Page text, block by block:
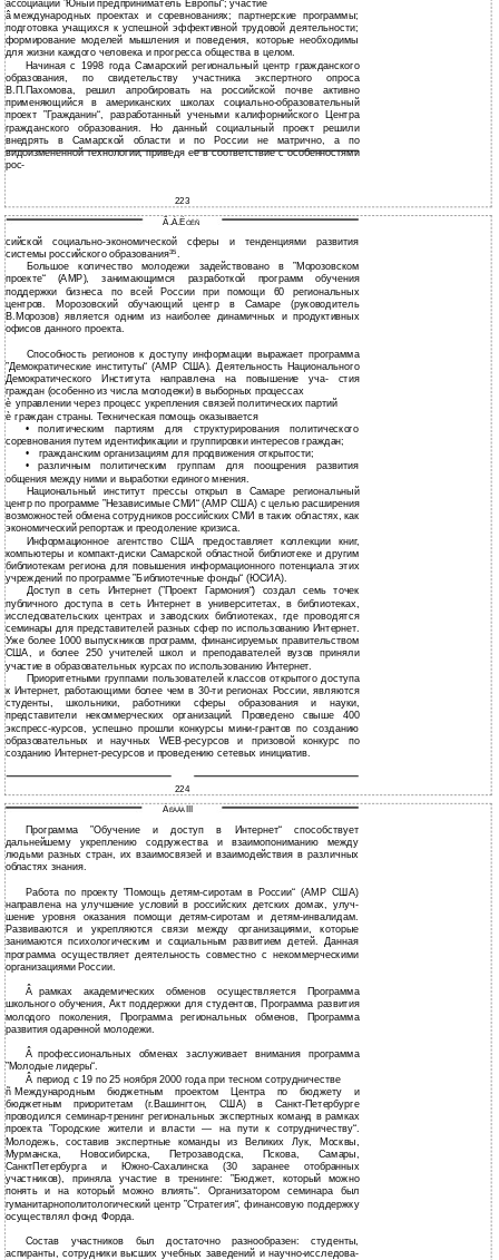
ассоциации ”Юный предприниматель Европы“; участие
â международных проектах и соревнованиях; партнерские программы;
подготовка учащихся к успешной эффективной трудовой деятельности;
формирование моделей мышления и поведения, которые необходимы
для жизни каждого человека и прогресса общества в целом.
Начиная с 1998 года Самарский региональный центр гражданского
образования, по свидетельству участника экспертного опроса
В.П.Пахомова, решил апробировать на российской почве активно
применяющийся в американских школах социально-образовательный
проект ”Гражданин“, разработанный учеными калифорнийского Центра
гражданского образования. Но данный социальный проект решили
внедрять в Самарской области и по России не матрично, а по
видоизмененной технологии, приведя ее в соответствие с особенностями
рос-
223
Ã.À.ËÓÊÑ
сийской социально-экономической сферы и тенденциями развития
системы российского образования35.
Большое количество молодежи задействовано в ”Морозовском
проекте“ (АМР), занимающимся разработкой программ обучения
поддержки бизнеса по всей России при помощи 60 региональных
центров. Морозовский обучающий центр в Самаре (руководитель
В.Морозов) является одним из наиболее динамичных и продуктивных
офисов данного проекта.
Способность регионов к доступу информации выражает программа
”Демократические институты“ (АМР США). Деятельность Национального
Демократического Института направлена на повышение уча- стия
граждан (особенно из числа молодежи) в выборных процессах
è управлении через процесс укрепления связей политических партий
è граждан страны. Техническая помощь оказывается
•
политическим партиям для структурирования политического
соревнования путем идентификации и группировки интересов граждан;
•
гражданским организациям для продвижения открытости;
•
различным политическим группам для поощрения развития
общения между ними и выработки единого мнения.
Национальный институт прессы открыл в Самаре региональный
центр по программе ”Независимые СМИ“ (АМР США) с целью расширения
возможностей обмена сотрудников российских СМИ в таких областях, как
экономический репортаж и преодоление кризиса.
Информационное агентство США предоставляет коллекции книг,
компьютеры и компакт-диски Самарской областной библиотеке и другим
библиотекам региона для повышения информационного потенциала этих
учреждений по программе ”Библиотечные фонды“ (ЮСИА).
Доступ в сеть Интернет (”Проект Гармония“) создал семь точек
публичного доступа в сеть Интернет в университетах, в библиотеках,
исследовательских центрах и заводских библиотеках, где проводятся
семинары для представителей разных сфер по использованию Интернет.
Уже более 1000 выпускников программ, финансируемых правительством
США, и более 250 учителей школ и преподавателей вузов приняли
участие в образовательных курсах по использованию Интернет.
Приоритетными группами пользователей классов открытого доступа
к Интернет, работающими более чем в 30-ти регионах России, являются
студенты, школьники, работники сферы образования и науки,
представители некоммерческих организаций. Проведено свыше 400
экспресс-курсов, успешно прошли конкурсы мини-грантов по созданию
образовательных и научных WEB-ресурсов и призовой конкурс по
созданию Интернет-ресурсов и проведению сетевых инициатив.
224
ÃËÀÂÀ
Программа ”Обучение и доступ в Интернет“ способствует
дальнейшему укреплению содружества и взаимопониманию между
людьми разных стран, их взаимосвязей и взаимодействия в различных
областях знания.
Работа по проекту ”Помощь детям-сиротам в России“ (АМР США)
направлена на улучшение условий в российских детских домах, улуч-
шение уровня оказания помощи детям-сиротам и детям-инвалидам.
Развиваются и укрепляются связи между организациями, которые
занимаются психологическим и социальным развитием детей. Данная
программа осуществляет деятельность совместно с некоммерческими
организациями России.
Â рамках академических обменов осуществляется Программа
школьного обучения, Акт поддержки для студентов, Программа развития
молодого поколения, Программа региональных обменов, Программа
развития одаренной молодежи.
Â профессиональных обменах заслуживает внимания программа
”Молодые лидеры“.
Â период с 19 по 25 ноября 2000 года при тесном сотрудничестве
ñ Международным бюджетным проектом Центра по бюджету и
бюджетным приоритетам (г.Вашингтон, США) в Санкт-Петербурге
проводился семинар-тренинг региональных экспертных команд в рамках
проекта ”Городские жители и власти — на пути к сотрудничеству“.
Молодежь, составив экспертные команды из Великих Лук, Москвы,
Мурманска, Новосибирска, Петрозаводска, Пскова, Самары,
СанктПетербурга и Южно-Сахалинска (30 заранее отобранных
участников), приняла участие в тренинге: ”Бюджет, который можно
понять и на который можно влиять“. Организатором семинара был
гуманитарнополитологический центр ”Стратегия“, финансовую поддержку
осуществлял фонд Форда.
Состав участников был достаточно разнообразен: студенты,
аспиранты, сотрудники высших учебных заведений и научно-исследова-